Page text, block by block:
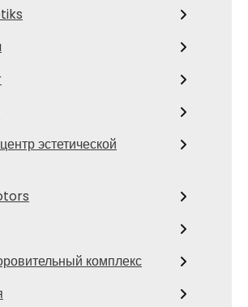
эстетической
комплекс